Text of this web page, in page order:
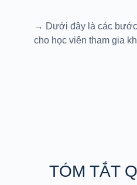
→ Dưới đây là các
cho học viên tham gia
TÓM TẮT